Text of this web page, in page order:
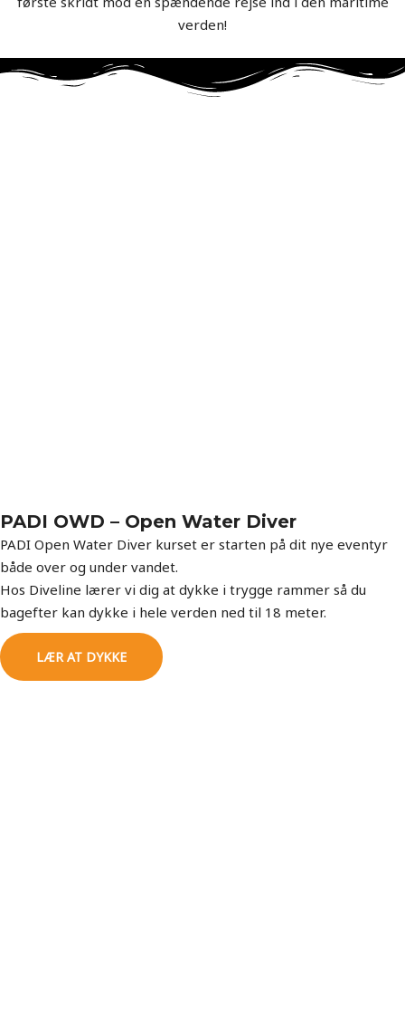
verden!
PADI OWD – Open Water Diver
PADI Open Water Diver kurset er starten på dit nye eventyr
både over og under vandet.
Hos Diveline lærer vi dig at dykke i trygge rammer så du
bagefter kan dykke i hele verden ned til 18 meter.
LÆR AT DYKKE